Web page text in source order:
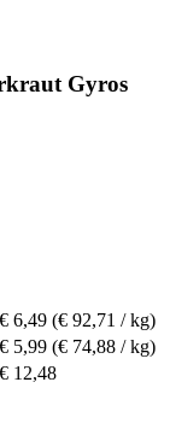
Gyros
€ 6,49 (€ 92,71 / kg)
€ 5,99 (€ 74,88 / kg)
€ 12,48